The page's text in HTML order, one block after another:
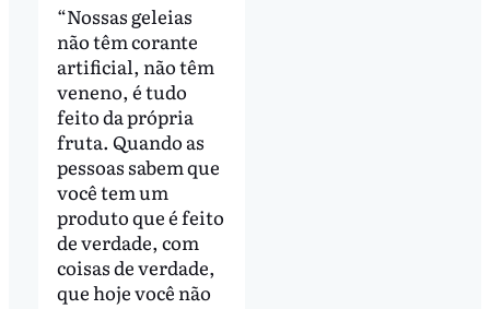
“Nossas geleias
não têm corante
artificial, não têm
veneno, é tudo
feito da própria
fruta. Quando as
pessoas sabem que
você tem um
produto que é feito
de verdade, com
coisas de verdade,
que hoje você não